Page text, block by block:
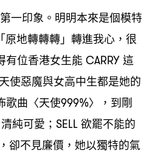
一印象。明明本來是個模特
原地轉轉轉」轉進我心 ， 很
有位香港女生能CARRY這
天使惡魔與女高中生都是她的
歌曲〈天使999%〉 ， 到剛
清純可愛 ；SELL欲罷不能的
， 卻不見廉價 ， 她以獨特的氣